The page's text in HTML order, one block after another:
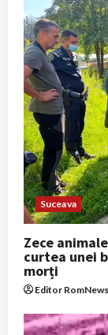
g
a
t
i
o
n
Suceava
Zece
curtea unei
morți
Editor RomNews